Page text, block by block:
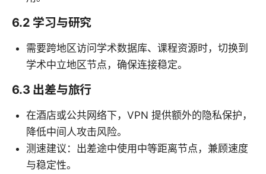
6.2 学习与研究
需要跨地区访问学术数据库、课程资源时，切换到
学术中立地区节点，确保连接稳定。
6.3 出差与旅行
在酒店或公共网络下，VPN 提供额外的隐私保护，
降低中间人攻击风险。
测速建议：出差途中使用中等距离节点，兼顾速度
与稳定性。